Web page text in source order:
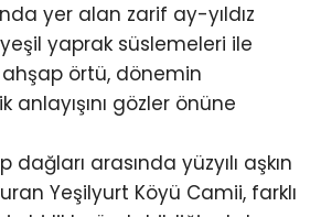
yer alan zarif ay-yıldız
yeşil yaprak süslemeleri ile
örtü, dönemin
anlayışını gözler önüne
dağları arasında yüzyılı aşkın
Yeşilyurt Köyü Camii, farklı